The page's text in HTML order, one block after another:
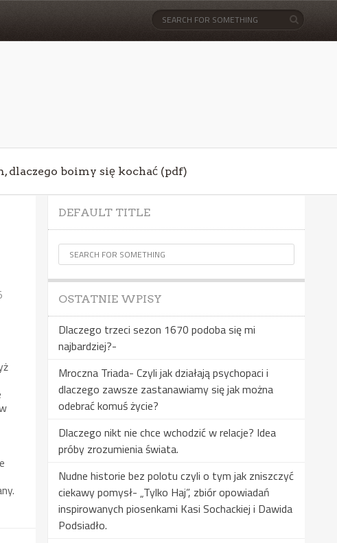
dlaczego boimy się kochać (pdf)
DEFAULT TITLE
OSTATNIE WPISY
Dlaczego trzeci sezon 1670 podoba się mi
najbardziej?-
Mroczna Triada- Czyli jak działają psychopaci i
dlaczego zawsze zastanawiamy się jak można
odebrać komuś życie?
Dlaczego nikt nie chce wchodzić w relacje? Idea
próby zrozumienia świata.
Nudne historie bez polotu czyli o tym jak zniszczyć
ciekawy pomysł- „Tylko Haj”, zbiór opowiadań
inspirowanych piosenkami Kasi Sochackiej i Dawida
Podsiadło.